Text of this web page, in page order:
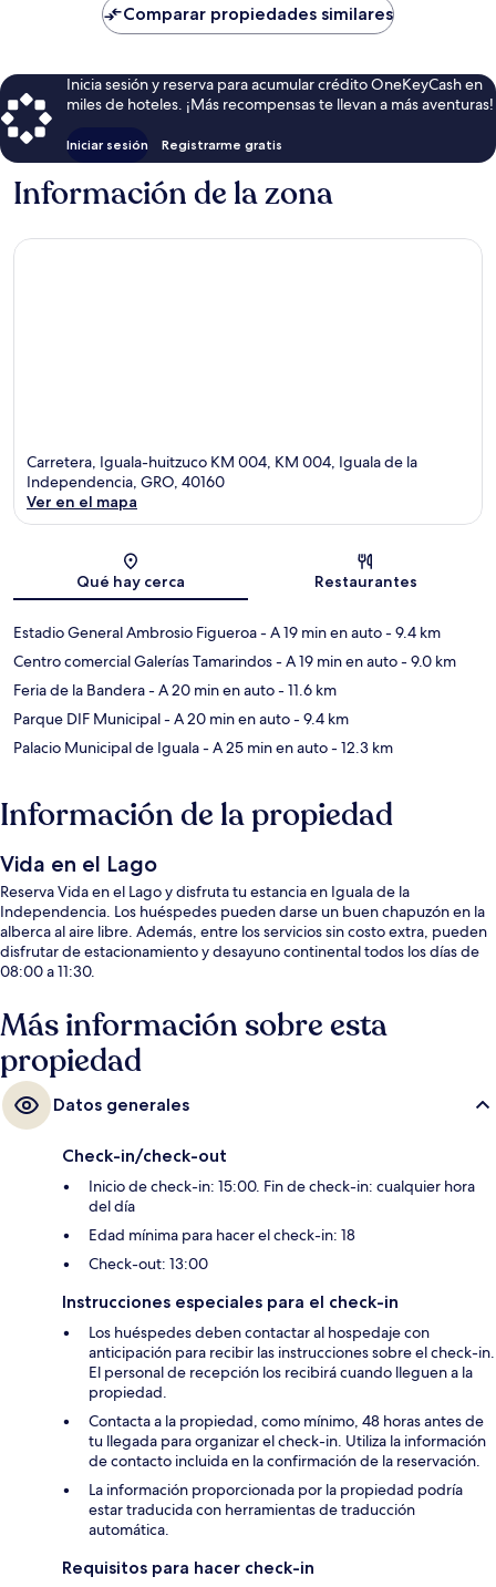
de
$95
Comparar propiedades similares
Inicia sesión y reserva para acumular crédito OneKeyCash en
miles de hoteles. ¡Más recompensas te llevan a más aventuras!
Iniciar sesión Registrarme gratis
Información de la zona
Carretera, Iguala-huitzuco KM 004, KM 004, Iguala de la
Independencia, GRO, 40160
Ver en el mapa
Qué hay cerca Restaurantes
Estadio General Ambrosio Figueroa- A 19 min en auto- 9.4 km
Centro comercial Galerías Tamarindos- A 19 min en auto- 9.0 km
Feria de la Bandera- A 20 min en auto- 11.6 km
Parque DIF Municipal- A 20 min en auto- 9.4 km
Palacio Municipal de Iguala- A 25 min en auto- 12.3 km
Información de la propiedad
Vida en el Lago
Reserva Vida en el Lago y disfruta tu estancia en Iguala de la
Independencia. Los huéspedes pueden darse un buen chapuzón en la
alberca al aire libre. Además, entre los servicios sin costo extra, pueden
disfrutar de estacionamiento y desayuno continental todos los días de
08:00 a 11:30.
Más información sobre esta
propiedad
Datos generales
Check-in/check-out
Inicio de check-in: 15:00. Fin de check-in: cualquier hora
del día
Edad mínima para hacer el check-in: 18
Check-out: 13:00
Instrucciones especiales para el check-in
Los huéspedes deben contactar al hospedaje con
anticipación para recibir las instrucciones sobre el check-in.
El personal de recepción los recibirá cuando lleguen a la
propiedad.
Contacta a la propiedad, como mínimo, 48 horas antes de
tu llegada para organizar el check-in. Utiliza la información
de contacto incluida en la confirmación de la reservación.
La información proporcionada por la propiedad podría
estar traducida con herramientas de traducción
automática.
Requisitos para hacer check-in